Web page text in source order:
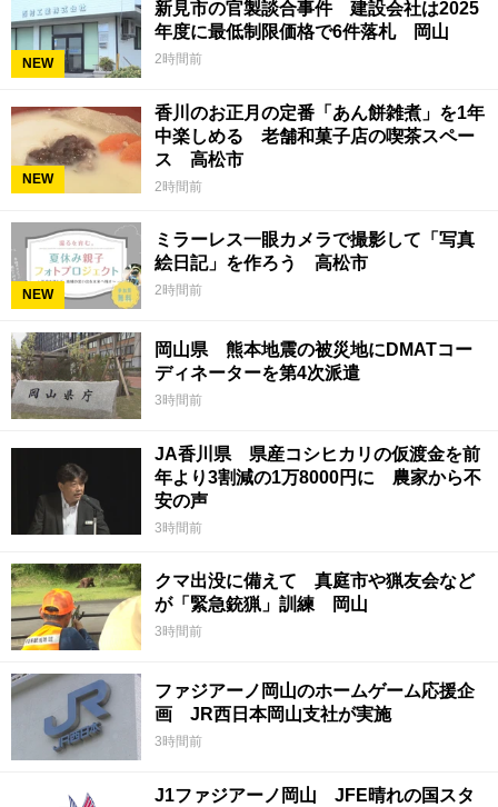
NEW
新見市の官製談合事件 建設会社は2025
年度に最低制限価格で6件落札 岡山
2時間前
NEW
香川のお正月の定番「あん餅雑煮」を1年
中楽しめる 老舗和菓子店の喫茶スペー
ス 高松市
2時間前
NEW
ミラーレス一眼カメラで撮影して「写真
絵日記」を作ろう 高松市
2時間前
岡山県 熊本地震の被災地にDMATコー
ディネーターを第4次派遣
3時間前
JA香川県 県産コシヒカリの仮渡金を前
年より3割減の1万8000円に 農家から不
安の声
3時間前
クマ出没に備えて 真庭市や猟友会など
が「緊急銃猟」訓練 岡山
3時間前
ファジアーノ岡山のホームゲーム応援企
画 JR西日本岡山支社が実施
3時間前
J1ファジアーノ岡山 JFE晴れの国スタ